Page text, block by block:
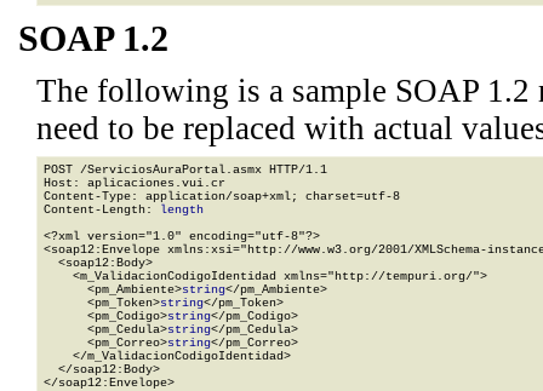
SOAP 1.2
The following is a sample SOAP 1.2
need to be replaced with actual
POST /ServiciosAuraPortal.asmx HTTP/1.1
Host: aplicaciones.vui.cr
Content-Type: application/soap+xml; charset=utf-8
Content-Length: length
<?xml version="1.0" encoding="utf-8"?>
<soap12:Envelope xmlns:xsi="http://www.w3.org/2001/XMLSchema-
  <soap12:Body>
    <m_ValidacionCodigoIdentidad xmlns="http://tempuri.org/">
      <pm_Ambiente>
string</pm_Ambiente>
      <pm_Token>
string</pm_Token>
      <pm_Codigo>
string</pm_Codigo>
      <pm_Cedula>
string</pm_Cedula>
      <pm_Correo>
string</pm_Correo>
    </m_ValidacionCodigoIdentidad>
  </soap12:Body>
</soap12:Envelope>